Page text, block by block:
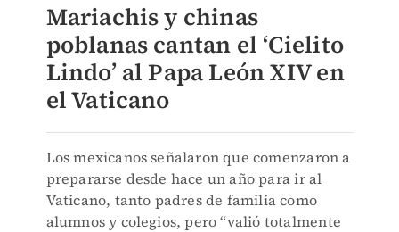
Mariachis y chinas
poblanas cantan el ‘Cielito
Lindo’ al Papa León XIV en
el Vaticano
Los mexicanos señalaron que comenzaron a
prepararse desde hace un año para ir al
Vaticano, tanto padres de familia como
alumnos y colegios, pero “valió totalmente